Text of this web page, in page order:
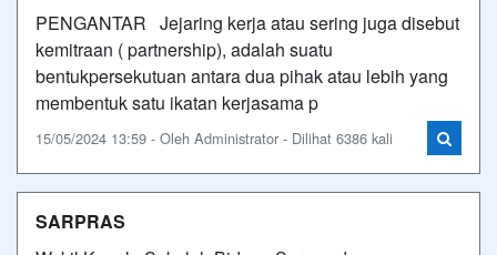
PENGANTAR Jejaring kerja atau sering juga disebut
kemitraan ( partnership), adalah suatu
bentukpersekutuan antara dua pihak atau lebih yang
membentuk satu ikatan kerjasama p
15/05/2024 13:59 - Oleh Administrator - Dilihat 6386 kali
SARPRAS